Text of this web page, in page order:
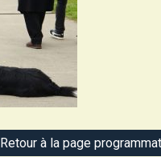
Retour à la page